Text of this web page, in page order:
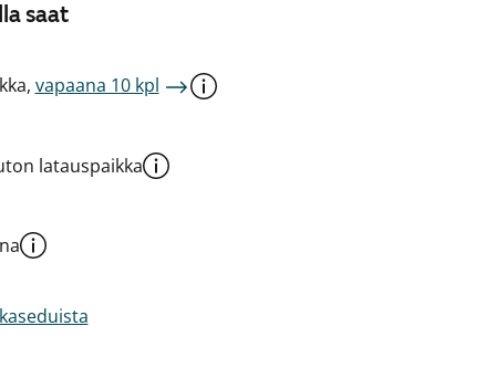
saat
vapaana 10 kpl
latauspaikka